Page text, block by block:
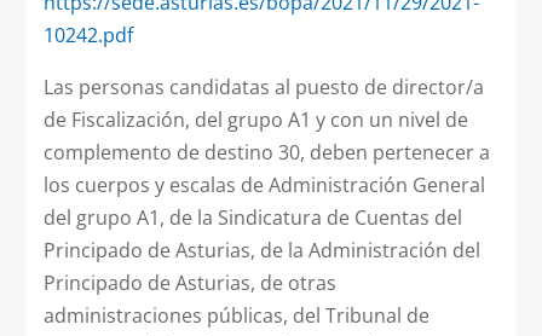
10242.pdf
Las personas candidatas al puesto de director/a
de Fiscalización, del grupo A1 y con un nivel de
complemento de destino 30, deben pertenecer a
los cuerpos y escalas de Administración General
del grupo A1, de la Sindicatura de Cuentas del
Principado de Asturias, de la Administración del
Principado de Asturias, de otras
administraciones públicas, del Tribunal de